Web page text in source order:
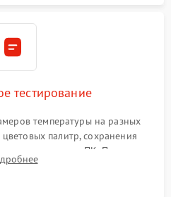
тестирование
температуры на разных
палитр, сохранения
данных на ПК. Проверка
контроль качества.